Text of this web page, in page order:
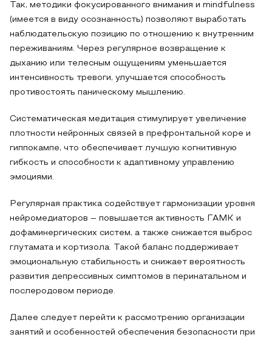
Так, методики фокусированного внимания и mindfulness
(имеется в виду осознанность) позволяют выработать
наблюдательскую позицию по отношению к внутренним
переживаниям. Через регулярное возвращение к
дыханию или телесным ощущениям уменьшается
интенсивность тревоги, улучшается способность
противостоять паническому мышлению.
Систематическая медитация стимулирует увеличение
плотности нейронных связей в префронтальной коре и
гиппокампе, что обеспечивает лучшую когнитивную
гибкость и способности к адаптивному управлению
эмоциями.
Регулярная практика содействует гармонизации уровня
нейромедиаторов – повышается активность ГАМК и
дофаминергических систем, а также снижается выброс
глутамата и кортизола. Такой баланс поддерживает
эмоциональную стабильность и снижает вероятность
развития депрессивных симптомов в перинатальном и
послеродовом периоде.
Далее следует перейти к рассмотрению организации
занятий и особенностей обеспечения безопасности при